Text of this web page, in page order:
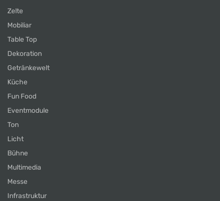
Zelte
Mobiliar
Table Top
Dekoration
Getränkewelt
Küche
Fun Food
Eventmodule
Ton
Licht
Bühne
Multimedia
Messe
Infrastruktur